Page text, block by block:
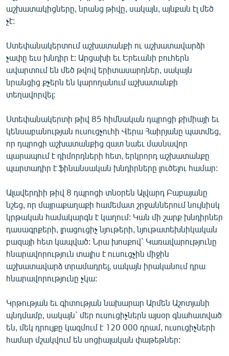
աշխատակիցները, նրանց թիվը, սակայն, այնքան էլ մեծ
չէ:
Ստեփանակերտում աշխատանքի ու աշխատավարձի
չափը եւս խնդիր է: Արցախի եւ Երեւանի բուհերն
ավարտում են մեծ թվով երիտասարդներ, սակայն
նրանցից քչերն են կարողանում աշխատանքի
տեղավորվել:
Ստեփանակերտի թիվ 85 հիմնական դպրոցի քիմիայի եւ
կենսաբանության ուսուցչուհի Վերա Հաիրյանը պատմեց,
որ դպրոցի աշխատանքից զատ նաեւ մասնավոր
պարապում է դիմորդների հետ, երկրորդ աշխատանքը
պարտադիր է ֆինանսական խնդիրները լուծելու համար:
Ալավերդիի թիվ 8 դպրոցի տնօրեն Ալվարդ Բաբայանը
նշեց, որ մայրաքաղաքի համեմատ շրջաններում նույնիսկ
կրթական համակարգն է կաղում: Կան մի շարք խնդիրներ
դասագրքերի, լրացուցիչ նյութերի, նյութատեխնիկական
բազայի հետ կապված: Նրա խոսքով` Կառավարությունը
հնարավորություն տալիս է ուսուցչին միջին
աշխատավարձ տրամադրել, սակայն իրականում դրա
հնարավորությունը չկա:
Կրթության եւ գիտության նախարար Արմեն Աշոտյանի
պնդմամբ, սակայն` մեր ուսուցիչներն այսօր գնահատված
են, մեկ դրույքը կազմում է 120 000 դրամ, ուսուցիչների
համար մշակվում են սոցիալական փաթեթներ: